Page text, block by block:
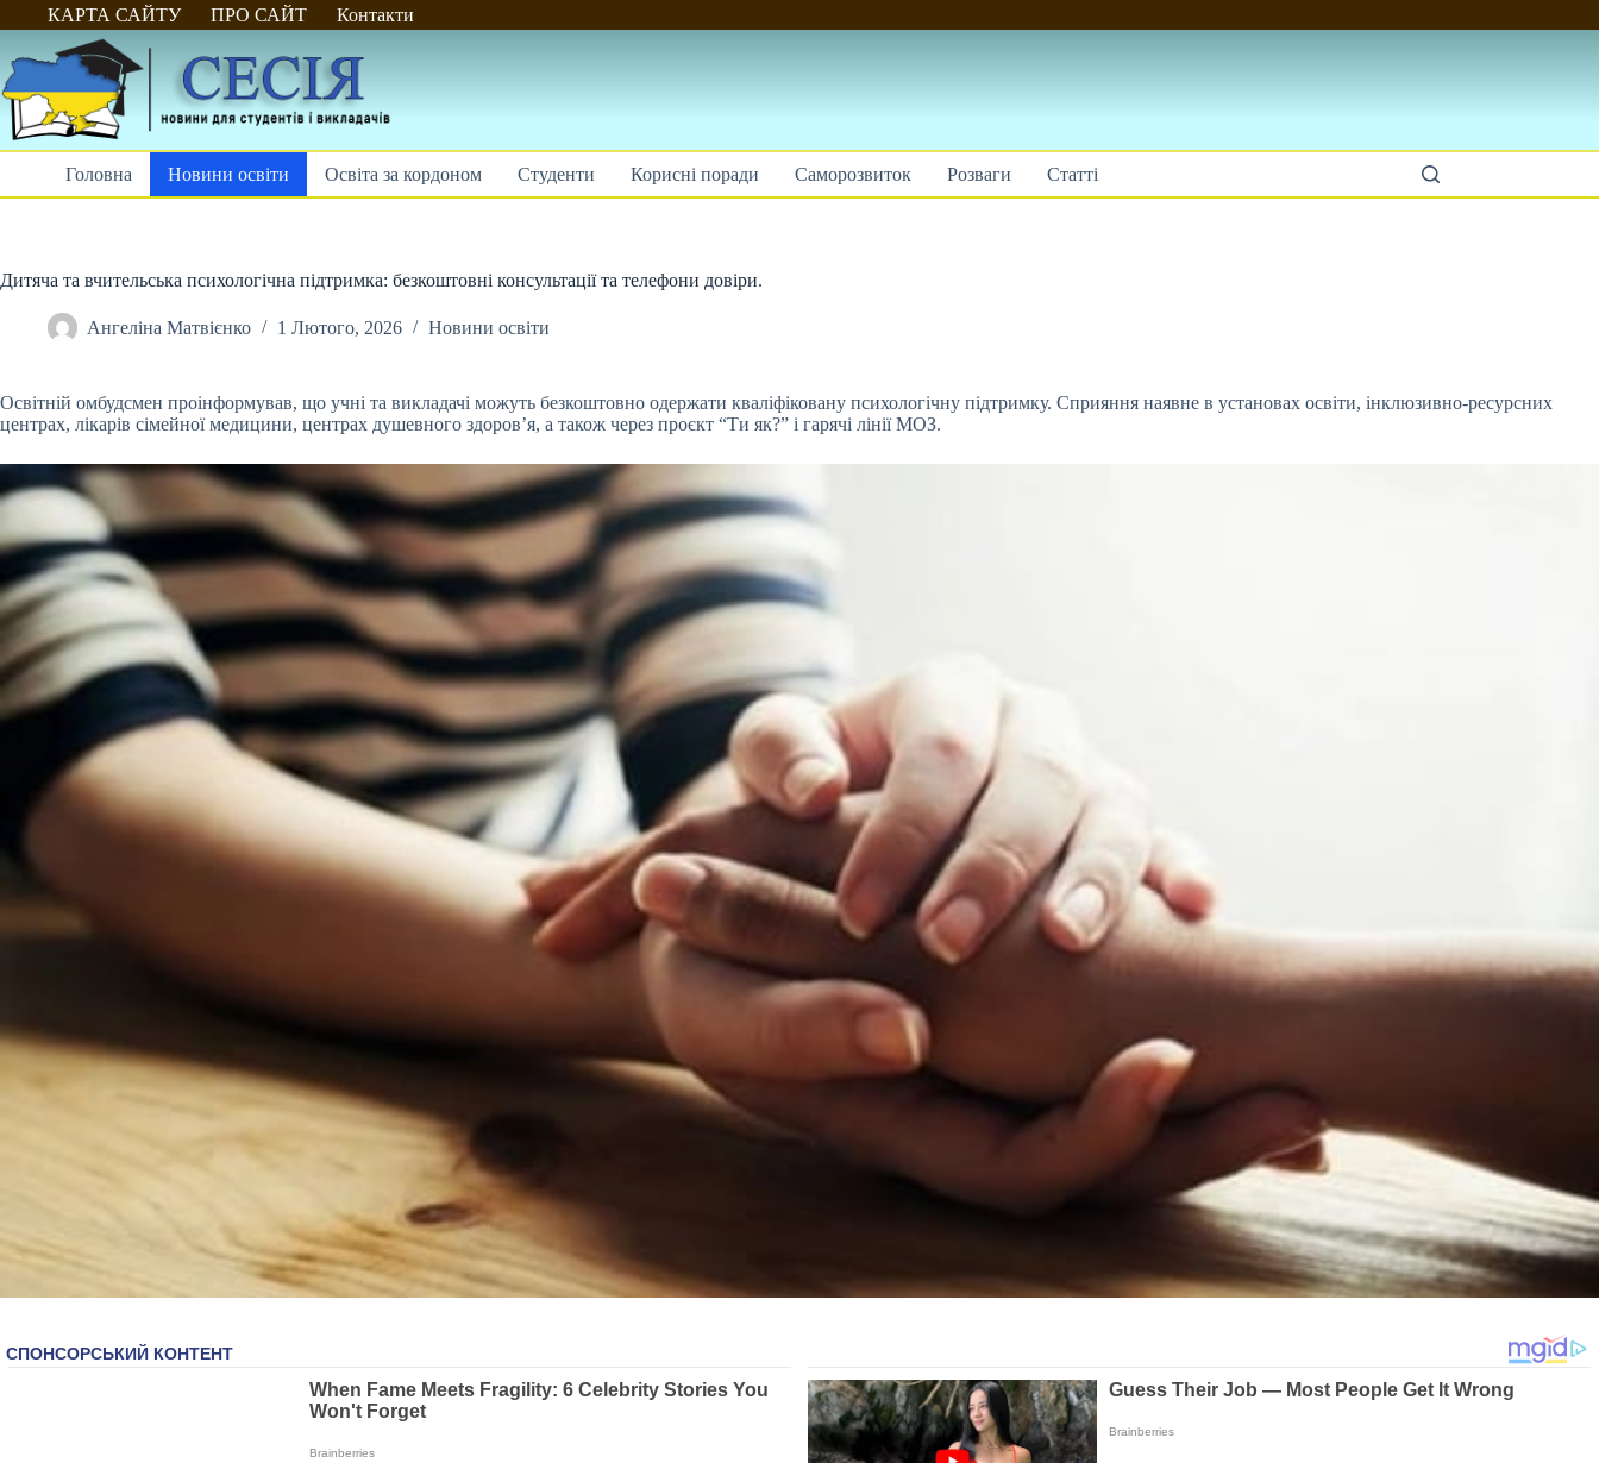
Перейти
до
КАРТА САЙТУ ПРО САЙТ Контакти
Головна Новини освіти Освіта за кордоном Студенти Корисні поради Саморозвиток Розваги Статті
Дитяча та вчительська психологічна підтримка: безкоштовні консультації та телефони довіри.
Ангеліна Матвієнко 1 Лютого, 2026 Новини освіти
Освітній омбудсмен проінформував, що учні та викладачі можуть безкоштовно одержати кваліфіковану психологічну підтримку. Сприяння наявне в установах освіти, інклюзивно-ресурсних
центрах, лікарів сімейної медицини, центрах душевного здоров’я, а також через проєкт “Ти як?” і гарячі лінії МОЗ.